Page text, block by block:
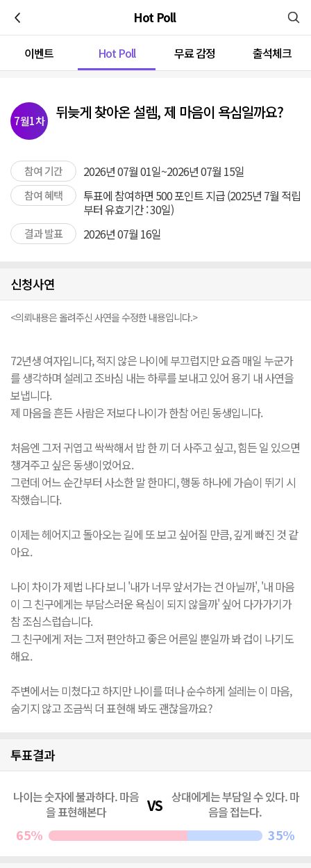
Hot Poll
이벤트 Hot Poll 무료 감정 출석체크
7월1차 뒤늦게 찾아온 설렘, 제 마음이 욕심일까요?
참여 기간 2026년 07월 01일~2026년 07월 15일
참여 혜택
투표에 참여하면 500 포인트 지급 (2025년 7월 적립
부터 유효기간 : 30일)
결과 발표 2026년 07월 16일
신청사연
<의뢰내용은 올려주신 사연을 수정한 내용입니다.>
72년생 여자입니다, 적지 않은 나이에 부끄럽지만 요즘 매일 누군가
를 생각하며 설레고 조바심 내는 하루를 보내고 있어 용기 내 사연을
보냅니다.
제 마음을 흔든 사람은 저보다 나이가 한참 어린 동생입니다.
처음엔 그저 귀엽고 싹싹해서 밥 한 끼 더 사주고 싶고, 힘든 일 있으면
챙겨주고 싶은 동생이었어요.
그런데 어느 순간부터 사소한 말 한마디, 행동 하나에 가슴이 뛰기 시
작했습니다.
이제는 헤어지고 돌아오는 길에 또 보고 싶어질 만큼, 깊게 빠진 것 같
아요.
나이 차이가 제법 나다 보니 '내가 너무 앞서가는 건 아닐까', '내 마음
이 그 친구에게는 부담스러운 욕심이 되지 않을까' 싶어 다가가기가
참 조심스럽습니다.
그 친구에게 저는 그저 편안하고 좋은 어른일 뿐일까 봐 겁이 나기도
해요.
주변에서는 미쳤다고 하지만 나이를 떠나 순수하게 설레는 이 마음,
숨기지 않고 조금씩 더 표현해 봐도 괜찮을까요?
투표결과
나이는 숫자에 불과하다. 마음
을 표현해본다
상대에게는 부담일 수 있다. 마
음을 접는다.
65% 35%